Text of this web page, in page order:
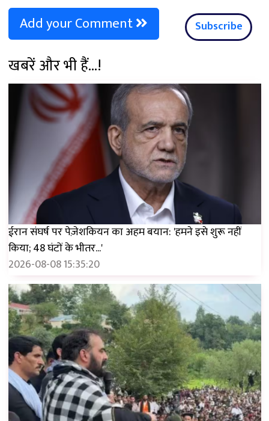
Add your Comment Subscribe
खबरें और भी हैं...!
ईरान संघर्ष पर पेज़ेशकियन का अहम बयान: 'हमने इसे शुरू नहीं
किया; 48 घंटों के भीतर...'
2026-08-08 15:35:20